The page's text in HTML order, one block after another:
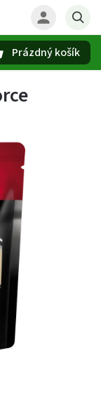
Prázdný košík